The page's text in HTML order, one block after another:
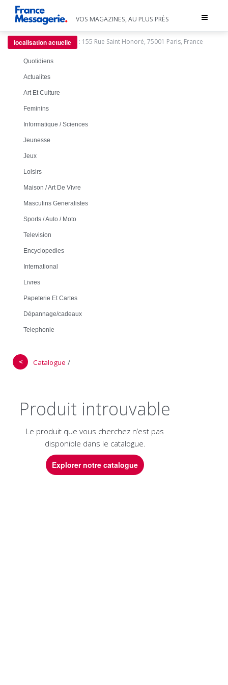
Toggle
VOS MAGAZINES, AU PLUS PRÈS
localisation actuelle : 155 Rue Saint Honoré, 75001 Paris, France
Quotidiens
Actualites
Art Et Culture
Feminins
Informatique / Sciences
Jeunesse
Jeux
Loisirs
Maison / Art De Vivre
Masculins Generalistes
Sports / Auto / Moto
Television
Encyclopedies
International
Livres
Papeterie Et Cartes
Dépannage/cadeaux
Telephonie
＜ Catalogue /
Produit introuvable
Le produit que vous cherchez n’est pas
disponible dans le catalogue.
Explorer notre catalogue